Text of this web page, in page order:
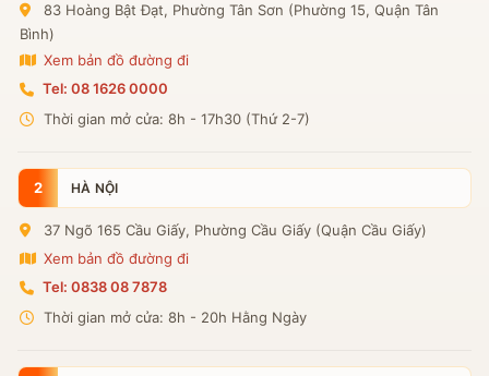
83 Hoàng Bật Đạt, Phường Tân Sơn (Phường 15, Quận Tân
Bình)
Xem bản đồ đường đi
Tel: 08 1626 0000
Thời gian mở cửa: 8h - 17h30 (Thứ 2-7)
2 HÀ NỘI
37 Ngõ 165 Cầu Giấy, Phường Cầu Giấy (Quận Cầu Giấy)
Xem bản đồ đường đi
Tel: 0838 08 7878
Thời gian mở cửa: 8h - 20h Hằng Ngày